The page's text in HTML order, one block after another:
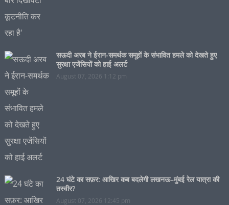
सऊदी अरब ने ईरान-समर्थक समूहों के संभावित हमले को देखते हुए
सुरक्षा एजेंसियों को हाई अलर्ट
August 07, 2026 1:12 pm
24 घंटे का सफ़र: आखिर कब बदलेगी लखनऊ–मुंबई रेल यात्रा की
तस्वीर?
August 07, 2026 12:45 pm